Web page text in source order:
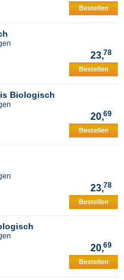
Bestellen
23,78
Bestellen
Biologisch
20,69
Bestellen
23,78
Bestellen
20,69
Bestellen